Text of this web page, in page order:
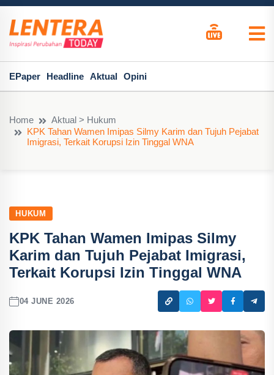
EPaper Headline Aktual Opini
Home
Aktual > Hukum
KPK Tahan Wamen Imipas Silmy Karim dan Tujuh Pejabat
Imigrasi, Terkait Korupsi Izin Tinggal WNA
HUKUM
KPK Tahan Wamen Imipas Silmy
Karim dan Tujuh Pejabat Imigrasi,
Terkait Korupsi Izin Tinggal WNA
04 JUNE 2026